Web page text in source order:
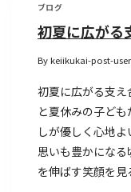
ブログ
初夏に広がる
Bykeiikukai-post-user
初夏に広がる支
と夏休みの子ど
しが優しく心地
思いも豊かにな
を伸ばす笑顔を